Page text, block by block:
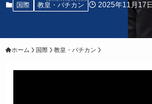
国際 教皇・バチカン 2025年11月17日
ホーム 国際 教皇・バチカン